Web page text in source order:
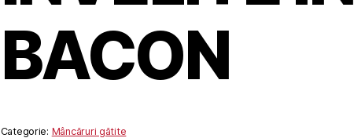
BACON
Categorie: Mâncăruri gătite